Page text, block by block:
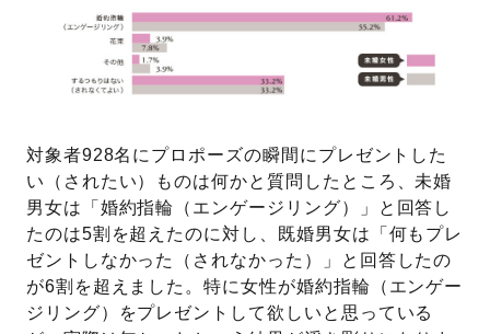
対象者928名にプロポーズの瞬間にプレゼントした
い（されたい）ものは何かと質問したところ、未婚
男女は「婚約指輪（エンゲージリング）」と回答し
たのは5割を超えたのに対し、既婚男女は「何もプレ
ゼントしなかった（されなかった）」と回答したの
が6割を超えました。特に女性が婚約指輪（エンゲー
ジリング）をプレゼントして欲しいと思っている